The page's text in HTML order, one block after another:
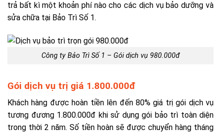
trả bất kì một khoản phí nào cho các dịch vụ bảo dưỡng và
sửa chữa tại Bảo Trì Số 1.
Công ty Bảo Trì Số 1 – Gói dịch vụ 980.000đ
Gói dịch vụ trị giá 1.800.000đ
Khách hàng được hoàn tiền lên đến 80% giá trị gói dịch vụ
tương đương 1.800.000đ khi sử dụng gói bảo trì toàn diện
trong thời 2 năm. Số tiền hoàn sẽ được chuyển hàng tháng